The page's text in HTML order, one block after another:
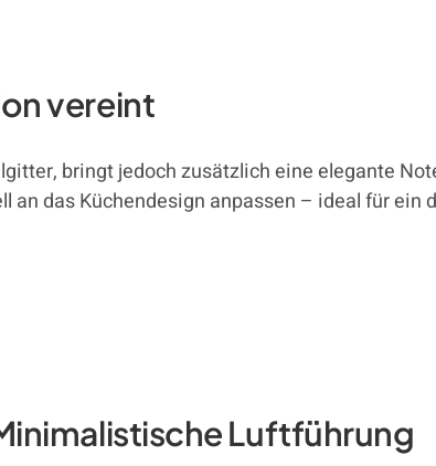
vereint
bringt jedoch zusätzlich eine elegante
das Küchendesign anpassen – ideal für ein
Luftführung